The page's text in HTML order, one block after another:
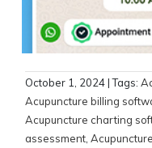
October 1, 2024| Tags:
Acupuncture billing
Acupuncture charting
assessment,